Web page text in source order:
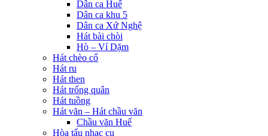
Dân ca Huế
Dân ca khu 5
Dân ca Xứ Nghệ
Hát bài chòi
Hò – Ví Dặm
Hát chèo cổ
Hát ru
Hát then
Hát trống quân
Hát tuồng
Hát văn – Hát chầu văn
Chầu văn Huế
Hòa tấu nhạc cụ